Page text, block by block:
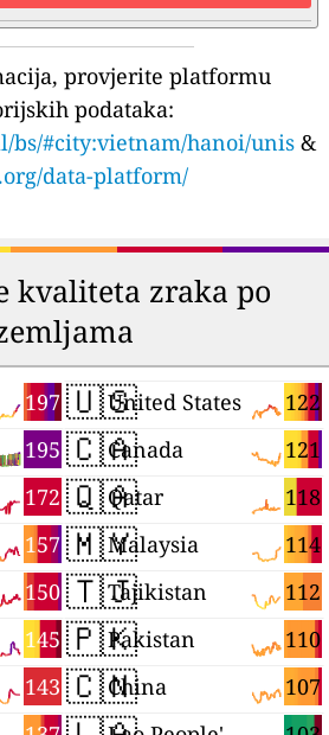
provjerite platformu
podataka:
bs/#city:vietnam/hanoi/unis &
data-platform/
kvaliteta zraka po
197
195
172
157
150
145
143
🇺🇸 122
United States
🇨🇦 121
Canada
🇶🇦 118
Qatar
🇲🇾 114
Malaysia
🇹🇯 112
Tajikistan
🇵🇰 110
Pakistan
🇨🇳 107
China